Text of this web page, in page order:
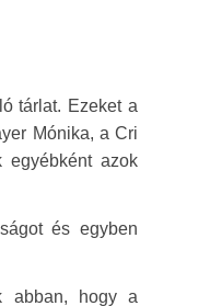
tárlat. Ezeket a
Mónika, a Cri
egyébként azok
és egyben
abban, hogy a